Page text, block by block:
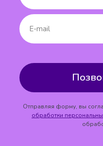
Отправляя форму, вы
обработки